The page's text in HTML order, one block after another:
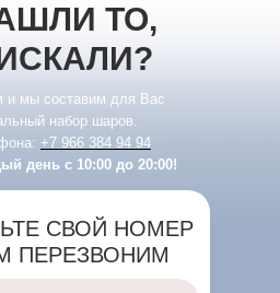
ТО,
и мы составим для Вас
набор шаров.
+7 966 384 94 94
день с 10:00 до 20:00!
СВОЙ НОМЕР
ПЕРЕЗВОНИМ